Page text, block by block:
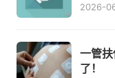
2026-
一管
了！